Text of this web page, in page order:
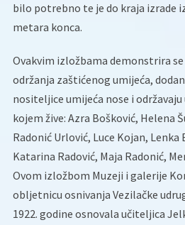
bilo potrebno te je do kraja izrade
metara konca.
Ovakvim izložbama demonstrira
održanja zaštićenog umijeća,
nositeljice umijeća nose i održavaju
kojem žive: Azra Bošković, Helena
Radonić Urlović, Luce Kojan,
Katarina Radović, Maja Radonić,
Ovom izložbom Muzeji i galerije
obljetnicu osnivanja Vezilačke
1922. godine osnovala učiteljica